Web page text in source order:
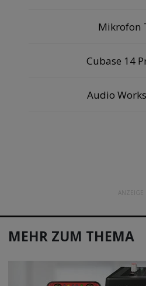
Mikrofon
Cubase 14
Audio
ANZEIGE
MEHR ZUM THEMA